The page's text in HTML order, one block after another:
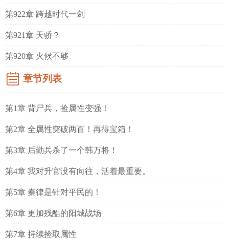
第922章 跨越时代一剑
第921章 天骄？
第920章 火候不够
章节列表
第1章 背尸兵，捡属性变强！
第2章 全属性突破两百！再得宝箱！
第3章 后勤兵杀了一个韩万将！
第4章 我对升官没有向往，活着最重要。
第5章 秦律是针对平民的！
第6章 更加残酷的阳城战场
第7章 持续捡取属性